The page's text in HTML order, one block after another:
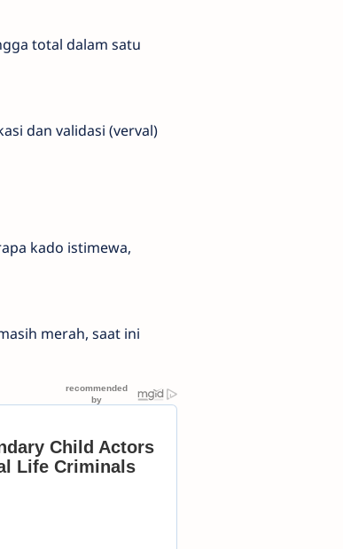
total dalam satu
dan validasi (verval)
kado istimewa,
merah, saat ini